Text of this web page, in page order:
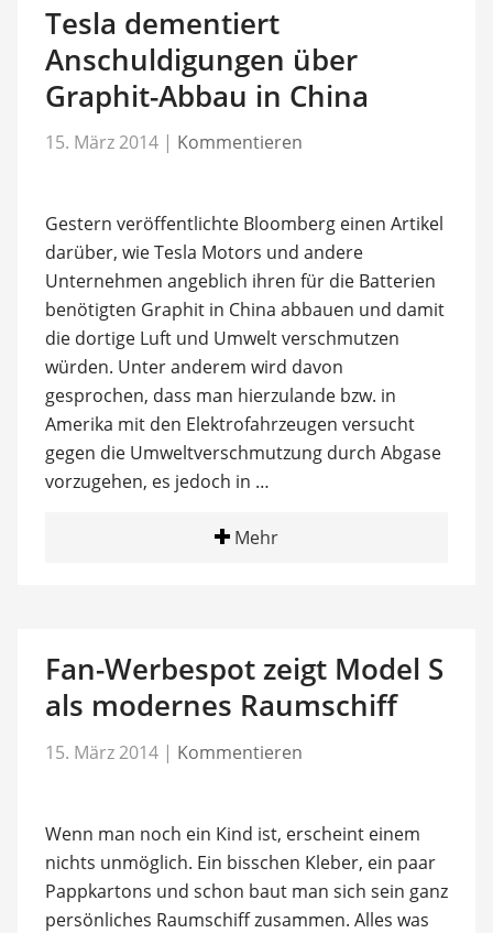
Tesla dementiert
Anschuldigungen über
Graphit-Abbau in China
15. März 2014 | Kommentieren
Gestern veröffentlichte Bloomberg einen Artikel
darüber, wie Tesla Motors und andere
Unternehmen angeblich ihren für die Batterien
benötigten Graphit in China abbauen und damit
die dortige Luft und Umwelt verschmutzen
würden. Unter anderem wird davon
gesprochen, dass man hierzulande bzw. in
Amerika mit den Elektrofahrzeugen versucht
gegen die Umweltverschmutzung durch Abgase
vorzugehen, es jedoch in …
Mehr
Fan-Werbespot zeigt Model S
als modernes Raumschiff
15. März 2014 | Kommentieren
Wenn man noch ein Kind ist, erscheint einem
nichts unmöglich. Ein bisschen Kleber, ein paar
Pappkartons und schon baut man sich sein ganz
persönliches Raumschiff zusammen. Alles was